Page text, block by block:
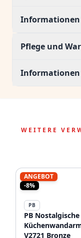
Pflege und
Informationen
WEITERE
ANGEBOT
-8%
PB
PB Nostalgische
V2721 Bronze